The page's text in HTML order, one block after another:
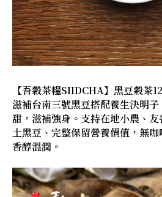
【吾穀茶糧SIIDCHA】黑豆穀茶
滋補台南三號黑豆搭配養生決明
甜，滋補強身。支持在地小農、
土黑豆、完整保留營養價值，無咖
香醇溫潤。